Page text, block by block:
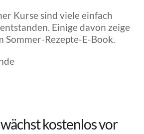
Kurse sind viele einfach
Einige davon zeige
Sommer-Rezepte-E-Book.
kostenlos vor